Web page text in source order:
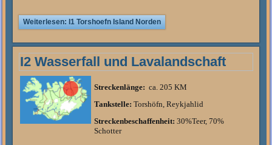
Weiterlesen: I1 Torshoefn Island Norden
I2 Wasserfall und Lavalandschaft
Streckenlänge:ca. 205 KM
Tankstelle:Torshöfn, Reykjahlid
Streckenbeschaffenheit:30%Teer, 70%
Schotter